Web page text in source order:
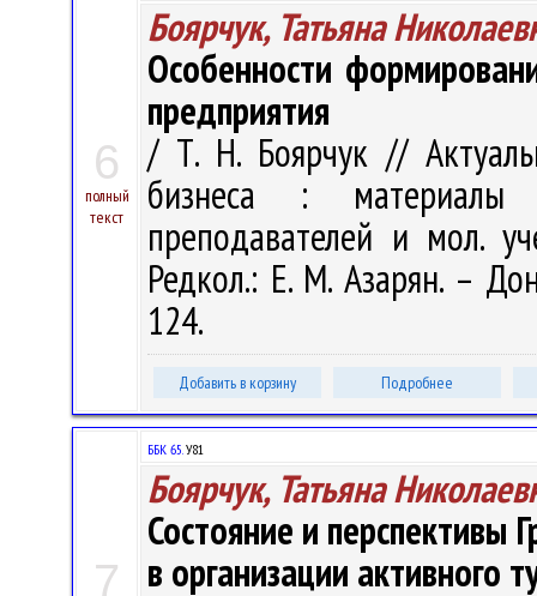
6
полный
текст
Боярчук, Татьяна
Особенности
предприятия
/ Т. Н. Боярчук //
бизнеса : материалы
преподавателей и мол.
Редкол.: Е. М. Азарян. –
124.
Добавить в корзину Подробнее
7
ББК 65.У81
Боярчук, Татьяна
Состояние и перспективы
в организации активного